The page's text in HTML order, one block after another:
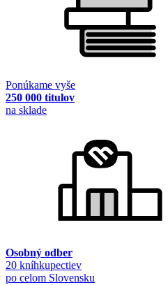
Ponúkame vyše
250 000 titulov
na sklade
Osobný odber
20 kníhkupectiev
po celom Slovensku